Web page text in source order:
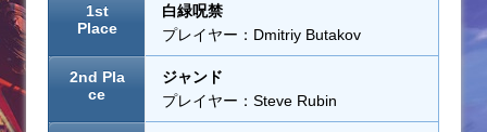
1st
Place
白緑呪禁
プレイヤー：Dmitriy Butakov
2nd Pla
ce
ジャンド
プレイヤー：Steve Rubin